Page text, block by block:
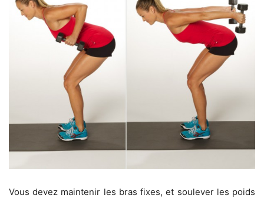
Vous devez maintenir les bras fixes, et soulever les poids